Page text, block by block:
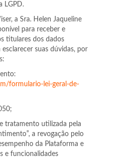
LGPD.
a Sra. Helen Jaqueline
para receber e
titulares dos dados
suas dúvidas, por
formulario-lei-geral-de-
tratamento utilizada pela
a revogação pelo
da Plataforma e
e funcionalidades